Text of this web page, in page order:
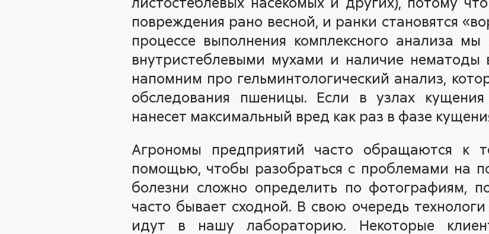
повреждения рано весной, и ранки становятся
процессе выполнения комплексного анализа мы
внутристеблевыми мухами и наличие нематоды
напомним про гельминтологический анализ,
обследования пшеницы. Если в узлах
нанесет максимальный вред как раз в фазе
Агрономы предприятий часто обращаются к
помощью, чтобы разобраться с проблемами на
болезни сложно определить по фотографиям,
часто бывает сходной. В свою очередь
идут в нашу лабораторию. Некоторые